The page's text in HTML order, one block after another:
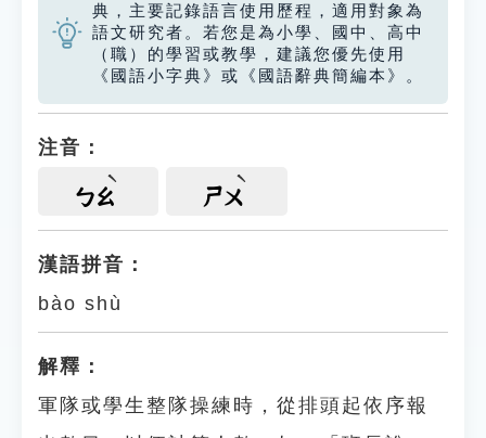
典，主要記錄語言使用歷程，適用對象為
語文研究者。若您是為小學、國中、高中
（職）的學習或教學，建議您優先使用
《國語小字典》或《國語辭典簡編本》。
注音：
ㄅㄠ ㄕㄨ
漢語拼音：
bào shù
解釋：
軍隊或學生整隊操練時，從排頭起依序報